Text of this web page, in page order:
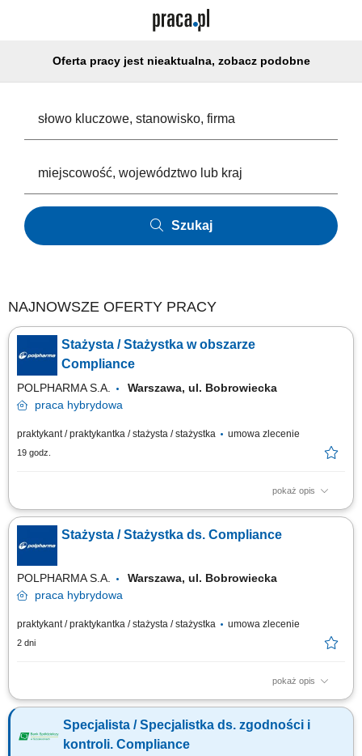
Oferta pracy jest nieaktualna, zobacz podobne
Szukaj
NAJNOWSZE OFERTY PRACY
Stażysta / Stażystka w obszarze
Compliance
POLPHARMA S.A.
Warszawa, ul. Bobrowiecka
praca hybrydowa
praktykant / praktykantka / stażysta / stażystka umowa zlecenie
19 godz.
pokaż opis
Szukasz miejsca, w którym zdobędziesz praktyczne doświadczenie w
obszarze compliance, etyki biznesu i zarządzania ryzykiem? Chcesz
zobaczyć, jak funkcjonuje duża międzynarodowa organizacja i wziąć
udział w projektach realizowanych w branży farmaceutycznej? Dołącz do
zespołu Compliance....
Stażysta / Stażystka ds. Compliance
POLPHARMA S.A.
Warszawa, ul. Bobrowiecka
praca hybrydowa
praktykant / praktykantka / stażysta / stażystka umowa zlecenie
2 dni
pokaż opis
Szukasz miejsca, w którym zdobędziesz praktyczne doświadczenie w
uczestniczyć w projektach realizowanych w największej firmie
farmaceutycznej w Polsce i poznać od środka funkcjonowanie
Specjalista / Specjalistka ds. zgodności i
kontroli. Compliance